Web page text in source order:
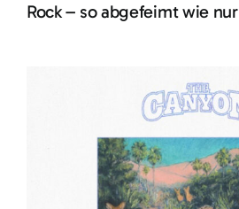
Rock – so abgefeimt wie nur